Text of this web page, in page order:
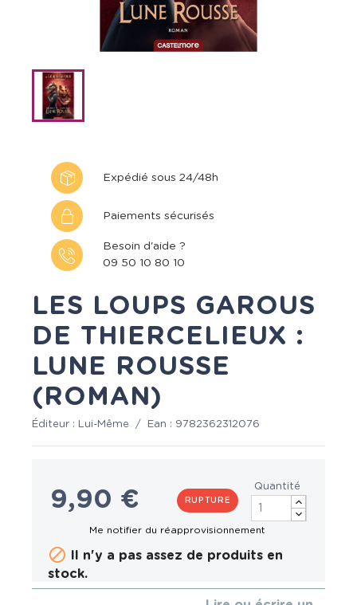
Expédié sous 24/48h
Paiements sécurisés
Besoin d'aide ?
09 50 10 80 10
LES LOUPS GAROUS
DE THIERCELIEUX :
LUNE ROUSSE
(ROMAN)
Éditeur : Lui-Même / Ean : 9782362312076
9,90 € RUPTURE
Quantité
 Il n'y a pas assez de produits en
stock.